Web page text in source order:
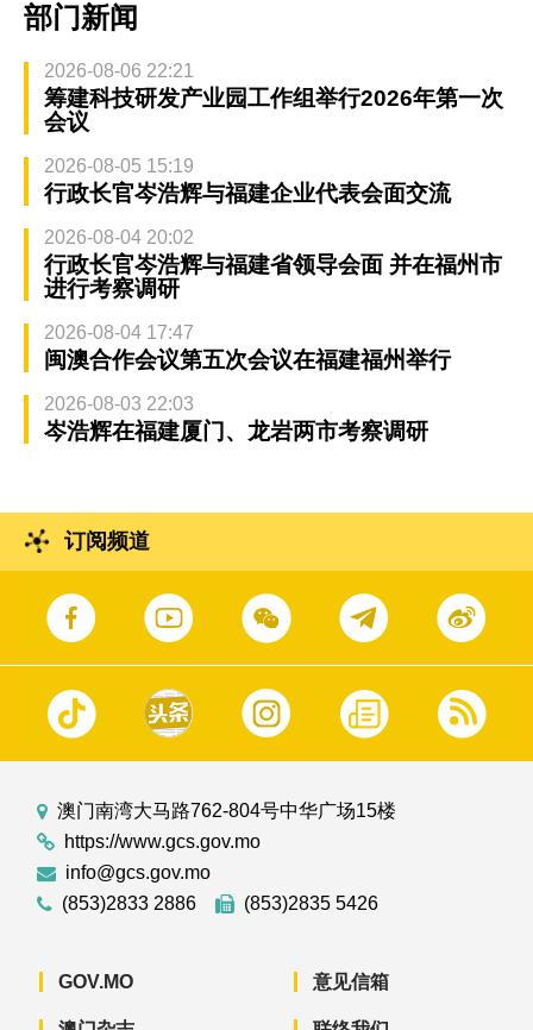
部门新闻
2026-08-06 22:21
筹建科技研发产业园工作组举行2026年第一次
会议
2026-08-05 15:19
行政长官岑浩辉与福建企业代表会面交流
2026-08-04 20:02
行政长官岑浩辉与福建省领导会面 并在福州市
进行考察调研
2026-08-04 17:47
闽澳合作会议第五次会议在福建福州举行
2026-08-03 22:03
岑浩辉在福建厦门、龙岩两市考察调研
订阅频道
澳门南湾大马路762-804号中华广场15楼
https://www.gcs.gov.mo
info@gcs.gov.mo
(853)2833 2886
(853)2835 5426
GOV.MO 意见信箱